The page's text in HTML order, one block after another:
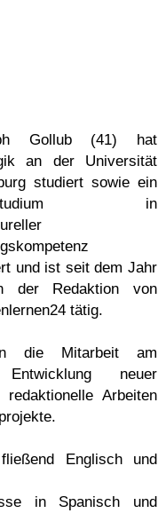
Gollub (41) hat
an der Universität
studiert sowie ein
in
und ist seit dem Jahr
der Redaktion von
tätig.
die Mitarbeit am
Entwicklung neuer
Arbeiten
Englisch und
in Spanisch und